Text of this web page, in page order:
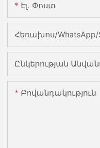
Էլ. Փոստ
Հեռախոս/WhatsApp/
Ընկերության
Բովանդակություն